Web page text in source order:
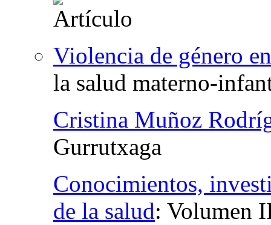
Violencia de género
la salud materno-
Cristina Muñoz
Gurrutxaga
Conocimientos,
de la salud: Volumen